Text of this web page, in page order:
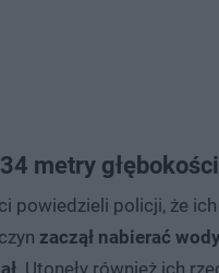
metry głębokości
powiedzieli policji, że ich
zaczął nabierać
. Utonęły również ich